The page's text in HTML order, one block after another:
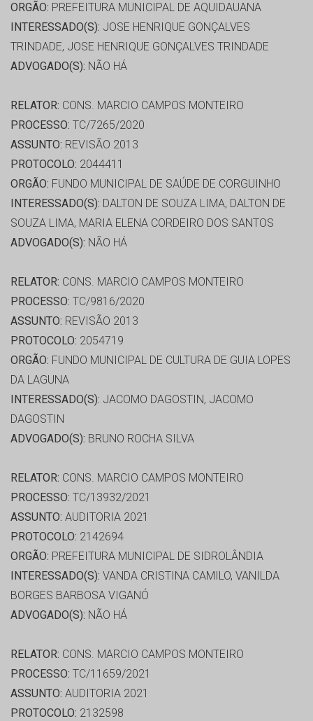
ORGÃO: PREFEITURA MUNICIPAL DE AQUIDAUANA
INTERESSADO(S): JOSE HENRIQUE GONÇALVES
TRINDADE, JOSE HENRIQUE GONÇALVES TRINDADE
ADVOGADO(S): NÃO HÁ
RELATOR: CONS. MARCIO CAMPOS MONTEIRO
PROCESSO: TC/7265/2020
ASSUNTO: REVISÃO 2013
PROTOCOLO: 2044411
ORGÃO: FUNDO MUNICIPAL DE SAÚDE DE CORGUINHO
INTERESSADO(S): DALTON DE SOUZA LIMA, DALTON DE
SOUZA LIMA, MARIA ELENA CORDEIRO DOS SANTOS
ADVOGADO(S): NÃO HÁ
RELATOR: CONS. MARCIO CAMPOS MONTEIRO
PROCESSO: TC/9816/2020
ASSUNTO: REVISÃO 2013
PROTOCOLO: 2054719
ORGÃO: FUNDO MUNICIPAL DE CULTURA DE GUIA LOPES
DA LAGUNA
INTERESSADO(S): JACOMO DAGOSTIN, JACOMO
DAGOSTIN
ADVOGADO(S): BRUNO ROCHA SILVA
RELATOR: CONS. MARCIO CAMPOS MONTEIRO
PROCESSO: TC/13932/2021
ASSUNTO: AUDITORIA 2021
PROTOCOLO: 2142694
ORGÃO: PREFEITURA MUNICIPAL DE SIDROLÂNDIA
INTERESSADO(S): VANDA CRISTINA CAMILO, VANILDA
BORGES BARBOSA VIGANÓ
ADVOGADO(S): NÃO HÁ
RELATOR: CONS. MARCIO CAMPOS MONTEIRO
PROCESSO: TC/11659/2021
ASSUNTO: AUDITORIA 2021
PROTOCOLO: 2132598